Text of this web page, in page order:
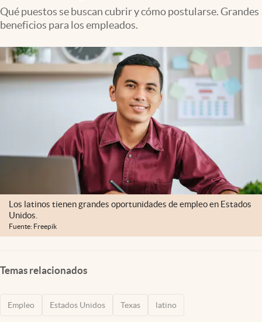
PC y mobile
USA
Qué puestos se buscan cubrir y cómo postularse. Grandes
beneficios para los empleados.
Los latinos tienen grandes oportunidades de empleo en Estados
Unidos.
Fuente: Freepik
Temas relacionados
Empleo Estados Unidos Texas latino